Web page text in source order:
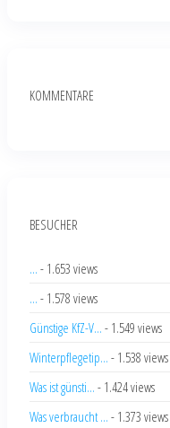
KOMMENTARE
BESUCHER
... - 1.653 views
... - 1.578 views
Günstige KfZ-V... - 1.549 views
Winterpflegetip... - 1.538 views
Was ist günsti... - 1.424 views
Was verbraucht ... - 1.373 views